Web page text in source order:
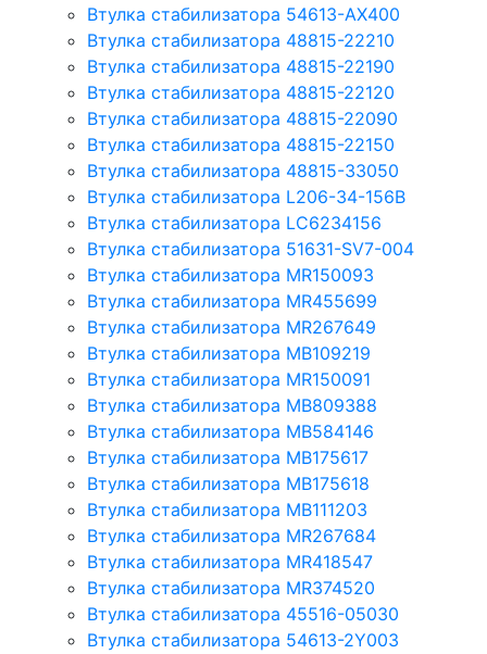
Втулка стабилизатора 54613-AX400
Втулка стабилизатора 48815-22210
Втулка стабилизатора 48815-22190
Втулка стабилизатора 48815-22120
Втулка стабилизатора 48815-22090
Втулка стабилизатора 48815-22150
Втулка стабилизатора 48815-33050
Втулка стабилизатора L206-34-156B
Втулка стабилизатора LC6234156
Втулка стабилизатора 51631-SV7-004
Втулка стабилизатора MR150093
Втулка стабилизатора MR455699
Втулка стабилизатора MR267649
Втулка стабилизатора MB109219
Втулка стабилизатора MR150091
Втулка стабилизатора MB809388
Втулка стабилизатора MB584146
Втулка стабилизатора MB175617
Втулка стабилизатора MB175618
Втулка стабилизатора MB111203
Втулка стабилизатора MR267684
Втулка стабилизатора MR418547
Втулка стабилизатора MR374520
Втулка стабилизатора 45516-05030
Втулка стабилизатора 54613-2Y003